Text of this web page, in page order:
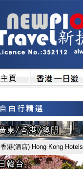
香港(酒店) Hong Kong Hotels